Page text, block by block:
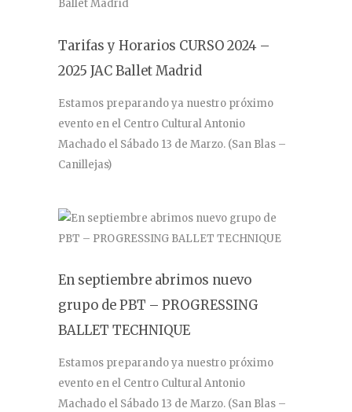
Tarifas y Horarios CURSO 2024 –
2025 JAC Ballet Madrid
Estamos preparando ya nuestro próximo
evento en el Centro Cultural Antonio
Machado el Sábado 13 de Marzo. (San Blas –
Canillejas)
En septiembre abrimos nuevo
grupo de PBT – PROGRESSING
BALLET TECHNIQUE
Estamos preparando ya nuestro próximo
evento en el Centro Cultural Antonio
Machado el Sábado 13 de Marzo. (San Blas –